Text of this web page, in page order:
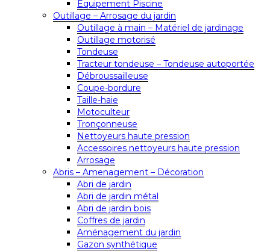
Équipement Piscine
Outillage – Arrosage du jardin
Outillage à main – Matériel de jardinage
Outillage motorisé
Tondeuse
Tracteur tondeuse – Tondeuse autoportée
Débroussailleuse
Coupe-bordure
Taille-haie
Motoculteur
Tronçonneuse
Nettoyeurs haute pression
Accessoires nettoyeurs haute pression
Arrosage
Abris – Amenagement – Décoration
Abri de jardin
Abri de jardin métal
Abri de jardin bois
Coffres de jardin
Aménagement du jardin
Gazon synthétique